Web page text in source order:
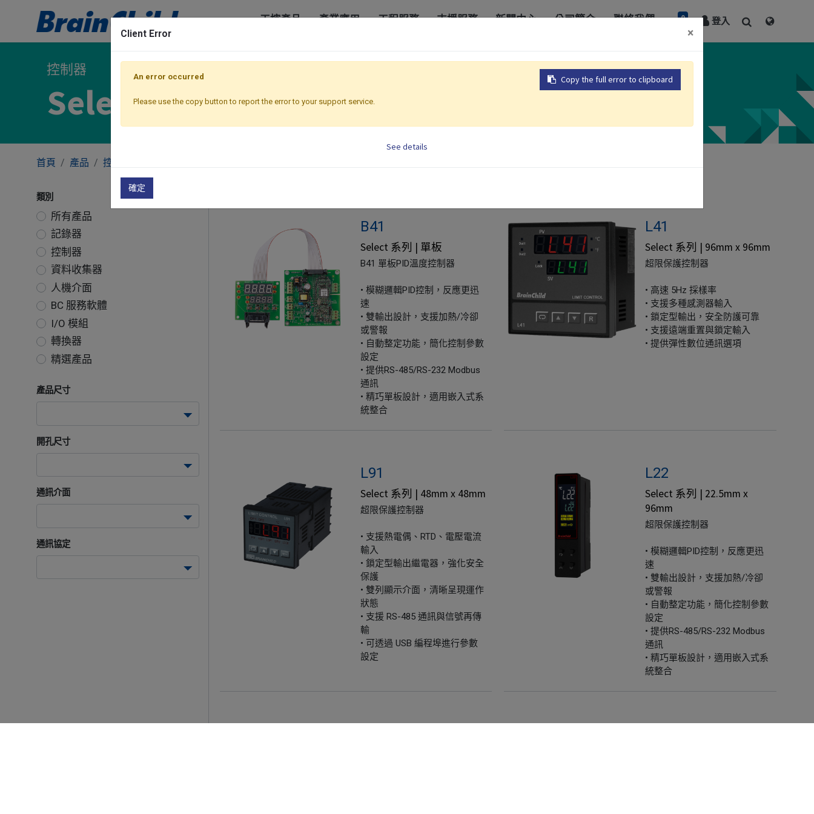
工控產品 產業應用 工程服務 支援服務 新聞中心 公司簡介 聯絡我們 0 登入
控制器
Select 系列
首頁 產品 控制器
類別
所有產品
記錄器
控制器
資料收集器
人機介面
BC 服務軟體
I/O 模組
轉換器
精選產品
產品尺寸
開孔尺寸
通訊介面
通訊協定
Select 系列 | 單板
B41
B41 單板PID溫度控制器
• 模糊邏輯PID控制，反應更迅
速
• 雙輸出設計，支援加熱/冷卻
或警報
• 自動整定功能，簡化控制參數
設定
• 提供RS-485/RS-232 Modbus
通訊
• 精巧單板設計，適用嵌入式系
統整合
Select 系列 | 96mm x 96mm
L41
超限保護控制器
• 高速 5Hz 採樣率
• 支援多種感測器輸入
• 鎖定型輸出，安全防護可靠
• 支援遠端重置與鎖定輸入
• 提供彈性數位通訊選項
Select 系列 | 48mm x 48mm
L91
超限保護控制器
• 支援熱電偶、RTD、電壓電流
輸入
• 鎖定型輸出繼電器，強化安全
保護
• 雙列顯示介面，清晰呈現運作
狀態
• 支援 RS-485 通訊與信號再傳
輸
• 可透過 USB 編程埠進行參數
設定
Select 系列 | 22.5mm x
96mm
L22
超限保護控制器
• 模糊邏輯PID控制，反應更迅
速
• 雙輸出設計，支援加熱/冷卻
或警報
• 自動整定功能，簡化控制參數
設定
• 提供RS-485/RS-232 Modbus
通訊
• 精巧單板設計，適用嵌入式系
統整合
Client Error ×
Copy the full error to clipboard
An error occurred
Please use the copy button to report the error to your support service.
See details
確定